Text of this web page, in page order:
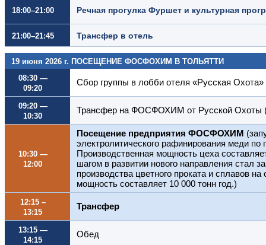
18:00–21:00 Речная прогулка Фуршет и культурная
21:00–21:45 Трансфер в отель
19 июня 2026 г. ПОСЕЩЕНИЕ ФОСФОХИМ В ТОЛЬЯТТИ
08:30 —
09:20
Сбор группы в лобби отеля «Русская Охота»
09:20 —
10:30
Трансфер на ФОСФОХИМ от Русской Охоты
10:30 —
12:00
Посещение предприятия ФОСФОХИМ
электролитического рафинирования меди
Производственная мощность цеха
шагом в развитии нового направления стал
производства цветного проката и сплавов
мощность составляет 10 000 тонн год.)
12:15 –
13:15
Трансфер
13:15 —
14:15
Обед